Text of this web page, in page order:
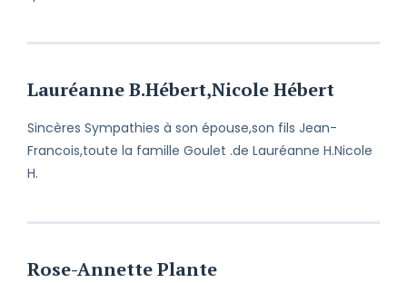
Lauréanne B.Hébert,Nicole Hébert
Sincères Sympathies à son épouse,son fils Jean-
Francois,toute la famille Goulet .de Lauréanne H.Nicole
H.
Rose-Annette Plante